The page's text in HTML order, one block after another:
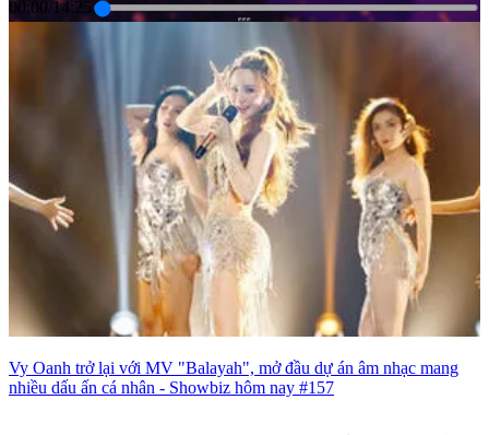
00:00/14:25
Vy Oanh trở lại với MV "Balayah", mở đầu dự án âm nhạc mang
nhiều dấu ấn cá nhân - Showbiz hôm nay #157